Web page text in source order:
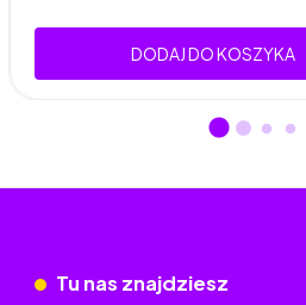
DODAJ DO KOSZYKA
Tu nas znajdziesz